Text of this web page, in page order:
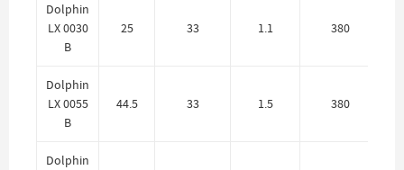
Dolphin
LX 0030
B
25 33 1.1 380
Dolphin
LX 0055
B
44.5 33 1.5 380
Dolphin